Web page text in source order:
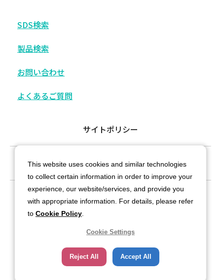
サイトポリシー
プライバシーポリシー
サイトマップ
SDS検索
製品検索
お問い合わせ
よくあるご質問
Copyright© 2026 Nippon Sanso Corporation. All rights reserved.
This website uses cookies and similar technologies
to collect certain information in order to improve your
experience, our website/services, and provide you
with appropriate information. For details, please refer
to Cookie Policy
Cookie Settings
Reject All Accept All